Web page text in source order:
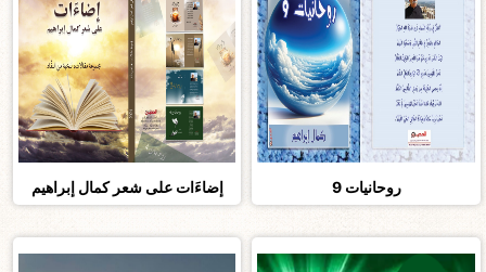
روحانيات 9 إضاءَات على شعر كمال إبراهيم